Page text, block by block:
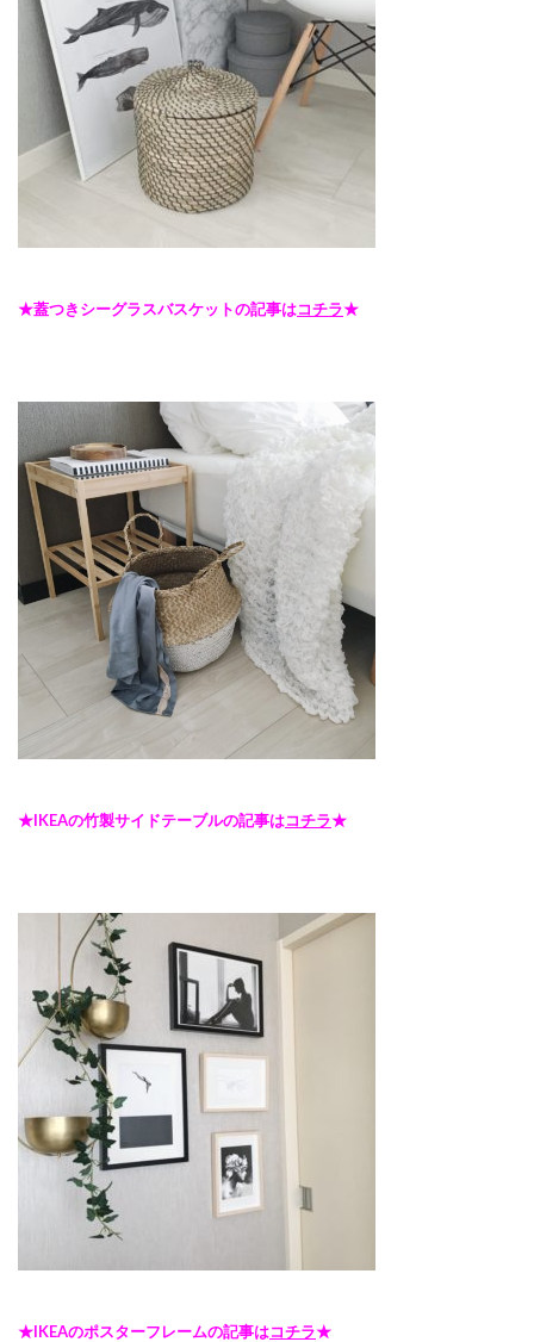
★蓋つきシーグラスバスケットの記事はコチラ★
★IKEAの竹製サイドテーブルの記事はコチラ★
★IKEAのポスターフレームの記事はコチラ★